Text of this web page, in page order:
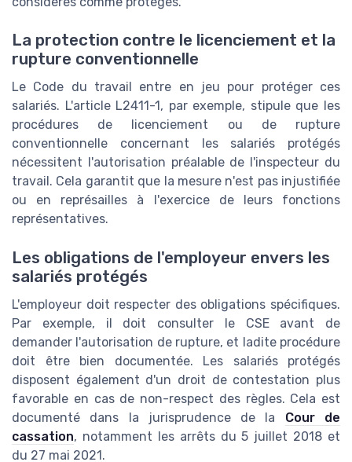
La protection contre le licenciement et la
rupture conventionnelle
Le Code du travail entre en jeu pour protéger ces
salariés. L'article L2411-1, par exemple, stipule que les
procédures de licenciement ou de rupture
conventionnelle concernant les salariés protégés
nécessitent l'autorisation préalable de l'inspecteur du
travail. Cela garantit que la mesure n'est pas injustifiée
ou en représailles à l'exercice de leurs fonctions
représentatives.
Les obligations de l'employeur envers les
salariés protégés
L'employeur doit respecter des obligations spécifiques.
Par exemple, il doit consulter le CSE avant de
demander l'autorisation de rupture, et ladite procédure
doit être bien documentée. Les salariés protégés
disposent également d'un droit de contestation plus
favorable en cas de non-respect des règles. Cela est
documenté dans la jurisprudence de la Cour de
cassation, notamment les arrêts du 5 juillet 2018 et
du 27 mai 2021.